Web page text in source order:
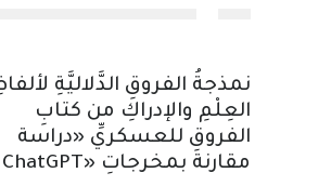
نمذجةُ الفروقِ الدَّلاليَّةِ
العِلْمِ والإدراكِ من كتابِ
الفروقِ للعسكريِّ «دراسة
مقارنة بمخرجاتِ «ChatGPT